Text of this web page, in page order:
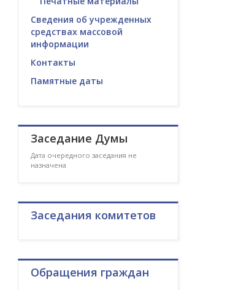
Сведения об учрежденных
средствах массовой
информации
Контакты
Памятные даты
Заседание Думы
Дата очередного заседания не
назначена
Заседания комитетов
Обращения граждан